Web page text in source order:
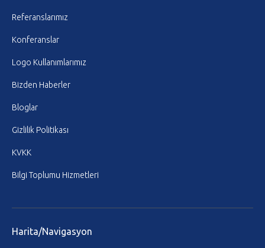
Referanslarımız
Konferanslar
Logo Kullanımlarımız
Bizden Haberler
Bloglar
Gizlilik Politikası
KVKK
Bilgi Toplumu Hizmetleri
Harita/Navigasyon